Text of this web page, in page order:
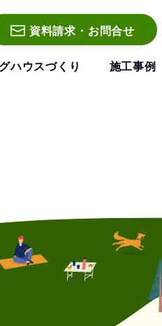
資料請求・お問合せ
ハウスづくり 施工事例